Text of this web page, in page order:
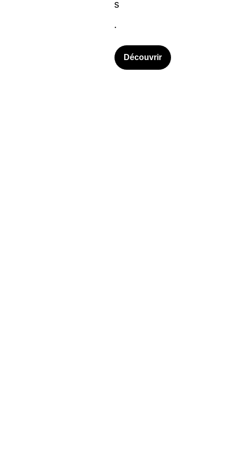
s
.
Découvrir